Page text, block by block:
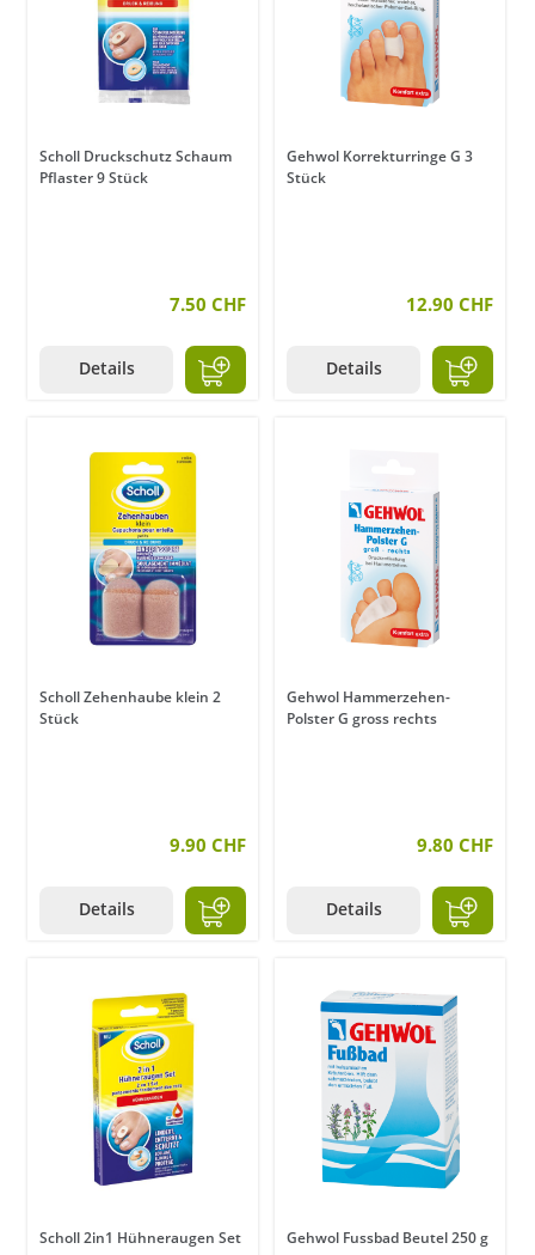
Scholl Druckschutz Schaum
Pflaster 9 Stück
7.50 CHF
Details
Gehwol Korrekturringe G 3
Stück
12.90 CHF
Details
Scholl Zehenhaube klein 2
Stück
9.90 CHF
Details
Gehwol Hammerzehen-
Polster G gross rechts
9.80 CHF
Details
Scholl 2in1 Hühneraugen Set Gehwol Fussbad Beutel 250 g